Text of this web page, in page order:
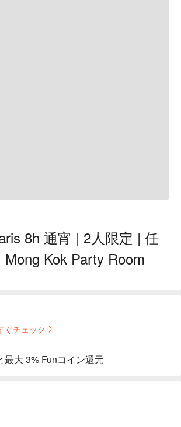
8h 通宵 | 2人限定 | 任
Kok Party Room
ぐチェック
最大 3% Funコイン還元